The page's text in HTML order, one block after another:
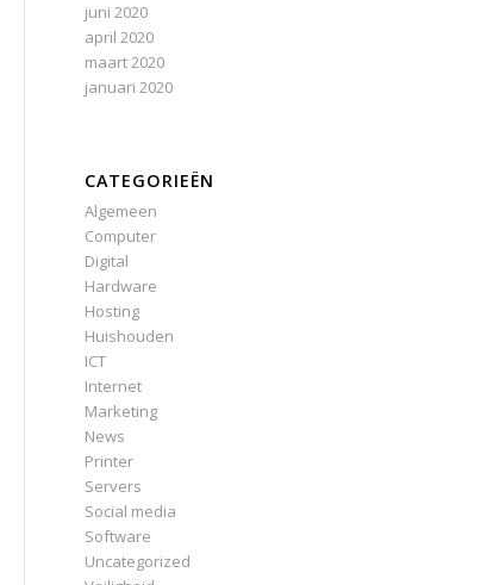
juni 2020
april 2020
maart 2020
januari 2020
CATEGORIEËN
Algemeen
Computer
Digital
Hardware
Hosting
Huishouden
ICT
Internet
Marketing
News
Printer
Servers
Social media
Software
Uncategorized